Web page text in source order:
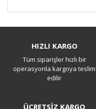
HIZLI KARGO
Tüm siparişler hızlı bir
operasyonla kargoya teslim
edilir
ÜCRETSİZ KARGO